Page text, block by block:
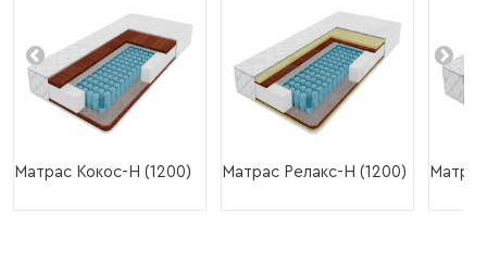
Матрас Кокос-Н (1200) Матрас Релакс-Н (1200)